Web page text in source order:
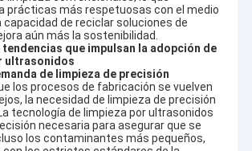
prácticas más respetuosas con el medio
capacidad de reciclar soluciones de
aún más la sostenibilidad.
tendencias que impulsan la adopción de
ultrasonidos
de limpieza de precisión
los procesos de fabricación se vuelven
la necesidad de limpieza de precisión
tecnología de limpieza por ultrasonidos
necesaria para asegurar que se
los contaminantes más pequeños,